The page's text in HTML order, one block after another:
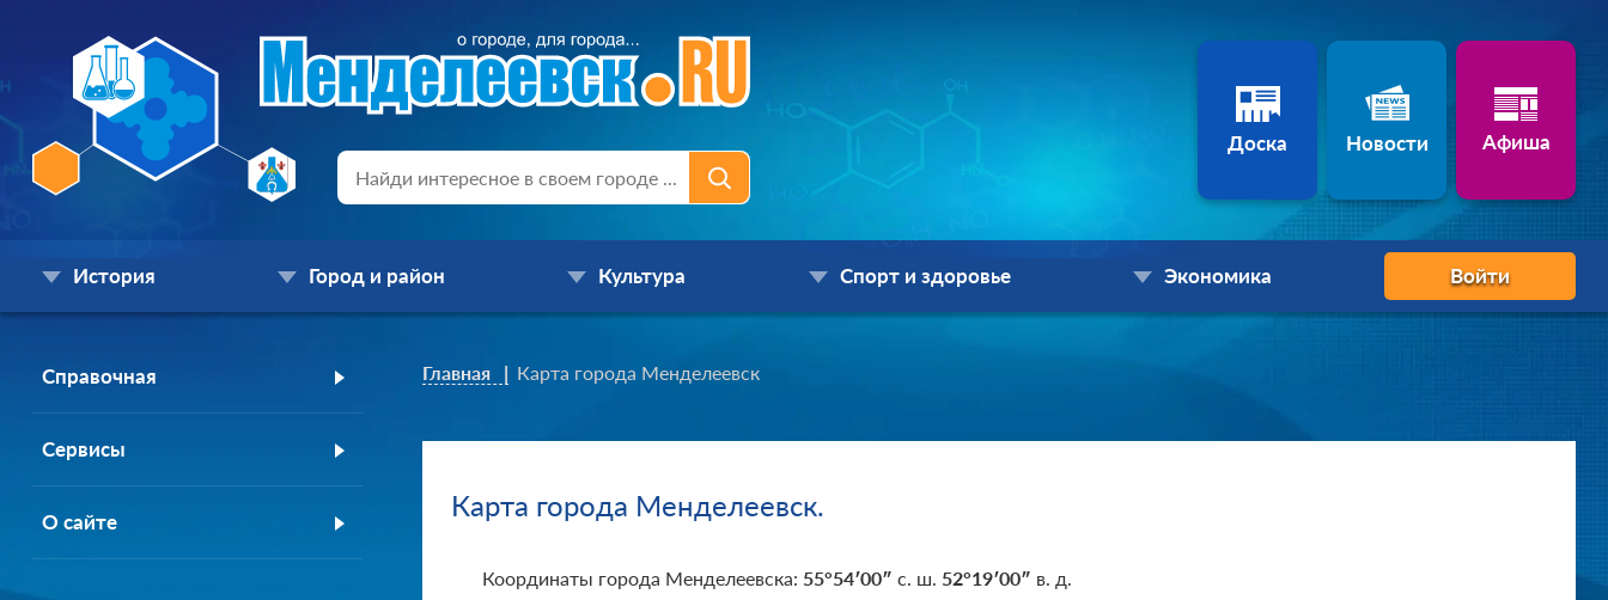
Доска Новости Афиша
История Город и район Культура Спорт и здоровье Экономика Войти
Справочная
Сервисы
О сайте
Главная Карта города Менделеевск
Карта города Менделеевск.
Координаты города Менделеевска: 55°54′00″ с. ш. 52°19′00″ в. д.